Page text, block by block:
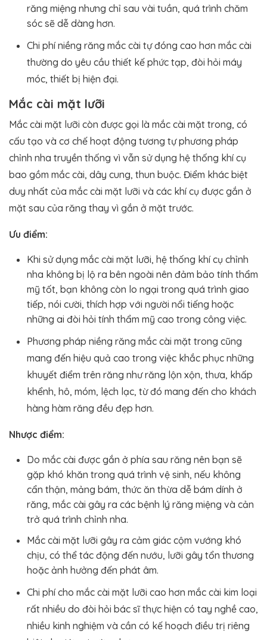
răng miệng nhưng chỉ sau vài tuần, quá trình chăm
sóc sẽ dễ dàng hơn.
Chi phí niềng răng mắc cài tự đóng cao hơn mắc cài
thường do yêu cầu thiết kế phức tạp, đòi hỏi máy
móc, thiết bị hiện đại.
Mắc cài mặt lưỡi
Mắc cài mặt lưỡi còn được gọi là mắc cài mặt trong, có
cấu tạo và cơ chế hoạt động tương tự phương pháp
chỉnh nha truyền thống vì vẫn sử dụng hệ thống khí cụ
bao gồm mắc cài, dây cung, thun buộc. Điểm khác biệt
duy nhất của mắc cài mặt lưỡi và các khí cụ được gắn ở
mặt sau của răng thay vì gắn ở mặt trước.
Ưu điểm:
Khi sử dụng mắc cài mặt lưỡi, hệ thống khí cụ chỉnh
nha không bị lộ ra bên ngoài nên đảm bảo tính thẩm
mỹ tốt, bạn không còn lo ngại trong quá trình giao
tiếp, nói cười, thích hợp với người nổi tiếng hoặc
những ai đòi hỏi tính thẩm mỹ cao trong công việc.
Phương pháp niềng răng mắc cài mặt trong cũng
mang đến hiệu quả cao trong việc khắc phục những
khuyết điểm trên răng như răng lộn xộn, thưa, khấp
khểnh, hô, móm, lệch lạc, từ đó mang đến cho khách
hàng hàm răng đều đẹp hơn.
Nhược điểm:
Do mắc cài được gắn ở phía sau răng nên bạn sẽ
gặp khó khăn trong quá trình vệ sinh, nếu không
cẩn thận, mảng bám, thức ăn thừa dễ bám dính ở
răng, mắc cài gây ra các bệnh lý răng miệng và cản
trở quá trình chỉnh nha.
Mắc cài mặt lưỡi gây ra cảm giác cộm vướng khó
chịu, có thể tác động đến nướu, lưỡi gây tổn thương
hoặc ảnh hưởng đến phát âm.
Chi phí cho mắc cài mặt lưỡi cao hơn mắc cài kim loại
rất nhiều do đòi hỏi bác sĩ thực hiện có tay nghề cao,
nhiều kinh nghiệm và cần có kế hoạch điều trị riêng